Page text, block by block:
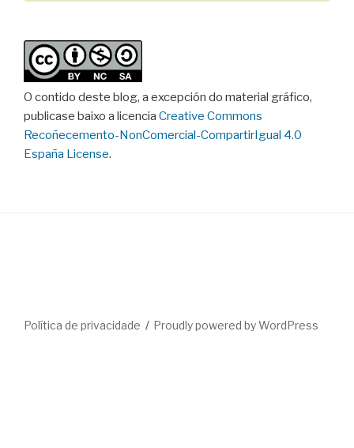
O contido deste blog, a excepción do material gráfico,
publicase baixo a licencia Creative Commons
Recoñecemento-NonComercial-CompartirIgual 4.0
España License.
Política de privacidade Proudly powered by WordPress